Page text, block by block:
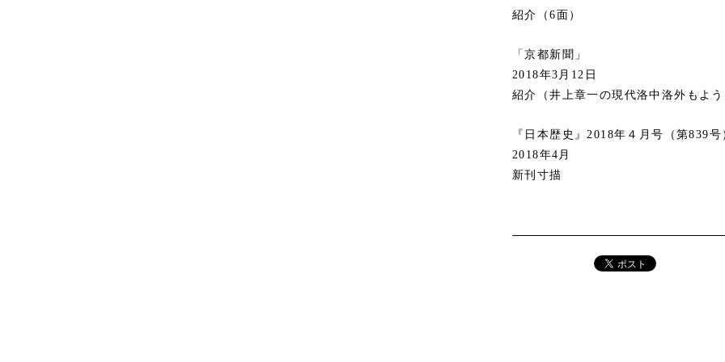
紹介（6面）
「京都新聞」
2018年3月12日
紹介（井上章一の現代洛中洛外もよ
『日本歴史』2018年４月号（第839号
2018年4月
新刊寸描